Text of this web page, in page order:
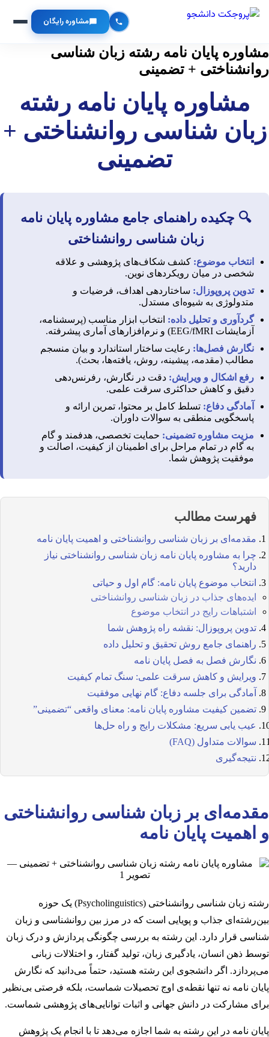
مشاوره رایگان
مشاوره پایان نامه رشته زبان شناسی
روانشناختی + تضمینی
مشاوره پایان نامه رشته
زبان شناسی روانشناختی +
تضمینی
🔍 چکیده راهنمای جامع مشاوره پایان نامه
زبان شناسی روانشناختی
انتخاب موضوع: کشف شکاف‌های پژوهشی و علاقه
شخصی در میان رویکردهای نوین.
تدوین پروپوزال: ساختاردهی اهداف، فرضیات و
متدولوژی به شیوه‌ای مستدل.
گردآوری و تحلیل داده: انتخاب ابزار مناسب (پرسشنامه،
آزمایشات EEG/fMRI) و نرم‌افزارهای آماری پیشرفته.
نگارش فصل‌ها: رعایت ساختار استاندارد و بیان منسجم
مطالب (مقدمه، پیشینه، روش، یافته‌ها، بحث).
رفع اشکال و ویرایش: دقت در نگارش، رفرنس‌دهی
دقیق و کاهش حداکثری سرقت علمی.
آمادگی دفاع: تسلط کامل بر محتوا، تمرین ارائه و
پاسخگویی منطقی به سوالات داوران.
مزیت مشاوره تضمینی: حمایت تخصصی، هدفمند و گام
به گام در تمام مراحل برای اطمینان از کیفیت، اصالت و
موفقیت پژوهش شما.
فهرست مطالب
مقدمه‌ای بر زبان شناسی روانشناختی و اهمیت پایان نامه
چرا به مشاوره پایان نامه زبان شناسی روانشناختی نیاز
دارید؟
انتخاب موضوع پایان نامه: گام اول و حیاتی
ایده‌های جذاب در زبان شناسی روانشناختی
اشتباهات رایج در انتخاب موضوع
تدوین پروپوزال: نقشه راه پژوهش شما
راهنمای جامع روش تحقیق و تحلیل داده
نگارش فصل به فصل پایان نامه
ویرایش و کاهش سرقت علمی: سنگ تمام کیفیت
آمادگی برای جلسه دفاع: گام نهایی موفقیت
تضمین کیفیت مشاوره پایان نامه: معنای واقعی “تضمینی”
عیب یابی سریع: مشکلات رایج و راه حل‌ها
سوالات متداول (FAQ)
نتیجه‌گیری
مقدمه‌ای بر زبان شناسی روانشناختی
و اهمیت پایان نامه
رشته زبان شناسی روانشناختی (Psycholinguistics) یک حوزه
بین‌رشته‌ای جذاب و پویایی است که در مرز بین روانشناسی و زبان
شناسی قرار دارد. این رشته به بررسی چگونگی پردازش و درک زبان
توسط ذهن انسان، یادگیری زبان، تولید گفتار، و اختلالات زبانی
می‌پردازد. اگر دانشجوی این رشته هستید، حتماً می‌دانید که نگارش
پایان نامه نه تنها نقطه‌ی اوج تحصیلات شماست، بلکه فرصتی بی‌نظیر
برای مشارکت در دانش جهانی و اثبات توانایی‌های پژوهشی شماست.
پایان نامه در این رشته به شما اجازه می‌دهد تا با انجام یک پژوهش